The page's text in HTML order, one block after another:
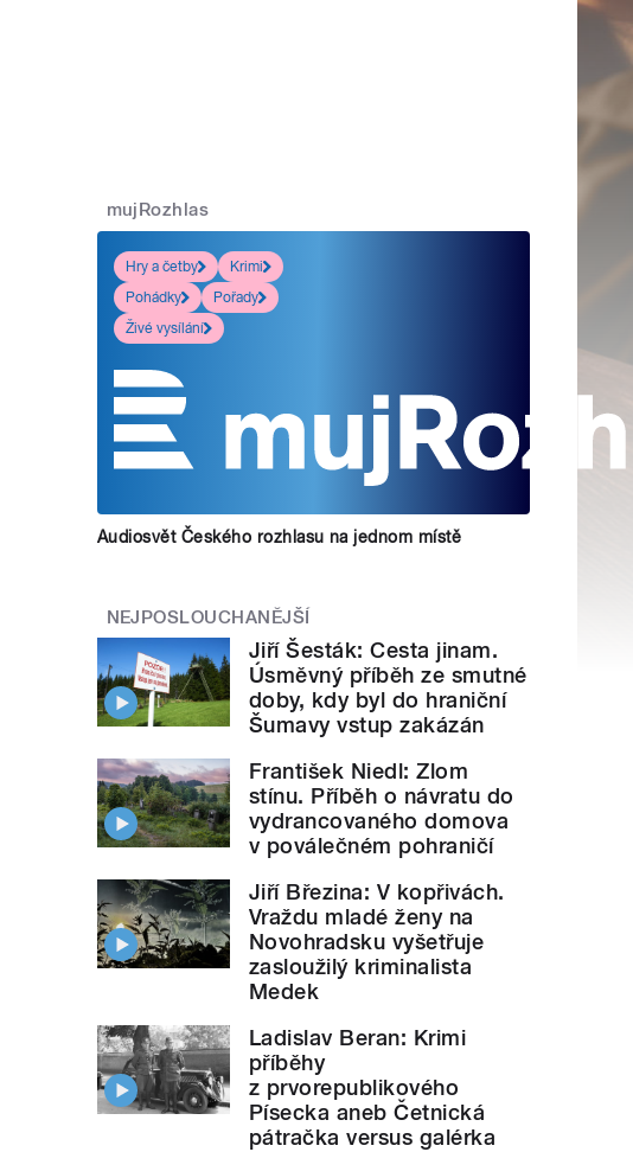
mujRozhlas
Hry a četby
Krimi
Pohádky
Pořady
Živé vysílání
Audiosvět Českého rozhlasu na jednom místě
NEJPOSLOUCHANĚJŠÍ
Jiří Šesták: Cesta jinam.
Úsměvný příběh ze smutné
doby, kdy byl do hraniční
Šumavy vstup zakázán
František Niedl: Zlom
stínu. Příběh o návratu do
vydrancovaného domova
v poválečném pohraničí
Jiří Březina: V kopřivách.
Vraždu mladé ženy na
Novohradsku vyšetřuje
zasloužilý kriminalista
Medek
Ladislav Beran: Krimi
příběhy
z prvorepublikového
Písecka aneb Četnická
pátračka versus galérka